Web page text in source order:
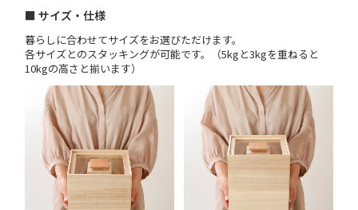
■ サイズ・仕様
暮らしに合わせてサイズをお選びただけます。
各サイズとのスタッキングが可能です。（5kgと3kgを重ねると
10kgの高さと揃います）